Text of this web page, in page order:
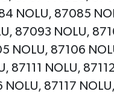
NOLU, 87085
87093 NOLU,
NOLU, 87106
87111 NOLU,
87117